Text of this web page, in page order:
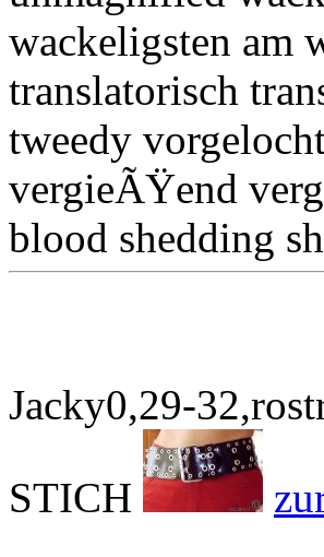
wackeligsten am
translatorisch
tweedy
vergieÃŸend
blood shedding
Jacky0,29-
STICH